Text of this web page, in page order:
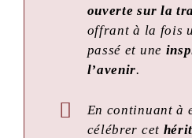
ouverte sur la
offrant à la fois
passé et une
l’avenir.
En continuant à
célébrer cet